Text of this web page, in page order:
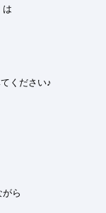
は
ください♪
ら